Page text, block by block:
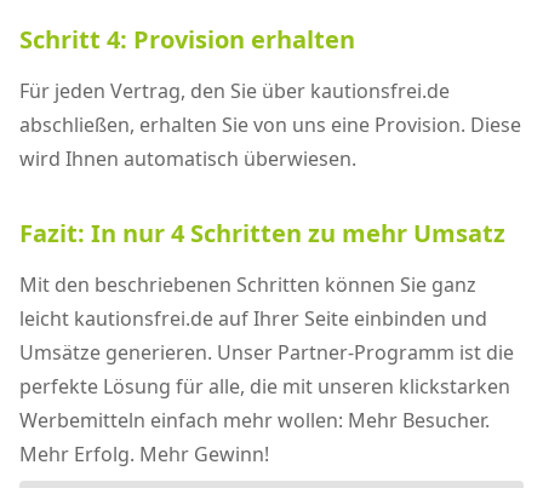
Schritt 4: Provision erhalten
Für jeden Vertrag, den Sie über kautionsfrei.de
abschließen, erhalten Sie von uns eine Provision. Diese
wird Ihnen automatisch überwiesen.
Fazit: In nur 4 Schritten zu mehr Umsatz
Mit den beschriebenen Schritten können Sie ganz
leicht kautionsfrei.de auf Ihrer Seite einbinden und
Umsätze generieren. Unser Partner-Programm ist die
perfekte Lösung für alle, die mit unseren klickstarken
Werbemitteln einfach mehr wollen: Mehr Besucher.
Mehr Erfolg. Mehr Gewinn!